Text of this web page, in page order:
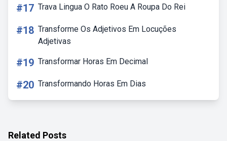
#17 Trava Lingua O Rato Roeu A Roupa Do Rei
#18 Transforme Os Adjetivos Em Locuções
Adjetivas
#19 Transformar Horas Em Decimal
#20 Transformando Horas Em Dias
Related Posts